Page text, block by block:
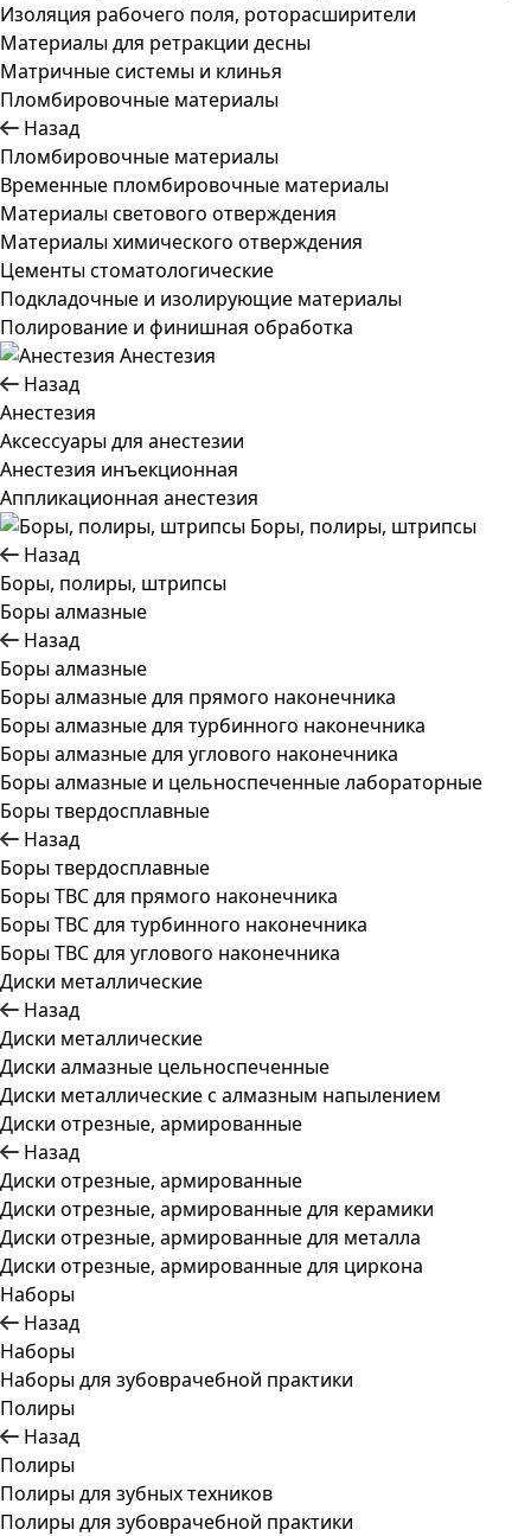
Изоляция рабочего поля, роторасширители
Материалы для ретракции десны
Матричные системы и клинья
Пломбировочные материалы
Назад
Пломбировочные материалы
Временные пломбировочные материалы
Материалы светового отверждения
Материалы химического отверждения
Цементы стоматологические
Подкладочные и изолирующие материалы
Полирование и финишная обработка
Анестезия
Назад
Анестезия
Аксессуары для анестезии
Анестезия инъекционная
Аппликационная анестезия
Боры, полиры, штрипсы
Назад
Боры, полиры, штрипсы
Боры алмазные
Назад
Боры алмазные
Боры алмазные для прямого наконечника
Боры алмазные для турбинного наконечника
Боры алмазные для углового наконечника
Боры алмазные и цельноспеченные лабораторные
Боры твердосплавные
Назад
Боры твердосплавные
Боры ТВС для прямого наконечника
Боры ТВС для турбинного наконечника
Боры ТВС для углового наконечника
Диски металлические
Назад
Диски металлические
Диски алмазные цельноспеченные
Диски металлические с алмазным напылением
Диски отрезные, армированные
Назад
Диски отрезные, армированные
Диски отрезные, армированные для керамики
Диски отрезные, армированные для металла
Диски отрезные, армированные для циркона
Наборы
Назад
Наборы
Наборы для зубоврачебной практики
Полиры
Назад
Полиры
Полиры для зубных техников
Полиры для зубоврачебной практики